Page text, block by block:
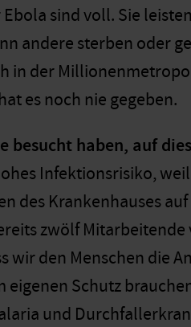
sind voll. Sie
andere sterben oder
in der
es noch nie gegeben.
besucht haben, auf
Infektionsrisiko,
des Krankenhauses
zwölf
wir den Menschen die
eigenen Schutz
und